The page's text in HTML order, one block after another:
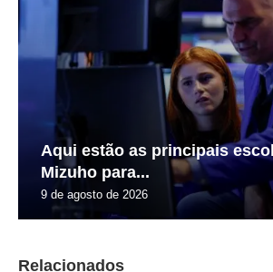
Aqui estão as principais
Mizuho para...
9 de agosto de 2026
Relacionados